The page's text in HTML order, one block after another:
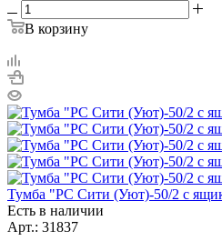
В корзину
Тумба "РС Сити (Уют)-50/2 с
Есть в наличии
Арт.: 31837